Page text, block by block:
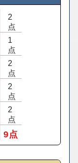
2
点
1
点
2
点
2
点
2
点
9 点